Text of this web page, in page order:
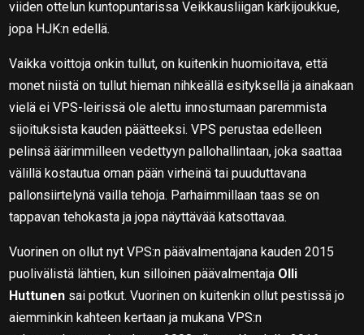
viiden ottelun kuntopuntarissa Veikkausliigan kärkijoukkue,
jopa HJK:n edellä.
Vaikka voittoja onkin tullut, on kuitenkin huomioitava, että
monet niistä on tullut hieman nihkeällä esityksellä ja ainakaan
vielä ei VPS-leirissä ole alettu innostumaan paremmista
sijoituksista kauden päätteeksi. VPS perustaa edelleen
pelinsä äärimmilleen vedettyyn pallohallintaan, joka saattaa
välillä kostautua oman pään virheinä tai puuduttavana
pallonsiirtelynä vailla tehoja. Parhaimmillaan taas se on
tappavan tehokasta ja jopa näyttävää katsottavaa.
Vuorinen on ollut nyt VPS:n päävalmentajana kauden 2015
puolivälistä lähtien, kun silloinen päävalmentaja Olli
Huttunen sai potkut. Vuorinen on kuitenkin ollut pestissä jo
aiemminkin kahteen kertaan ja mukana VPS:n